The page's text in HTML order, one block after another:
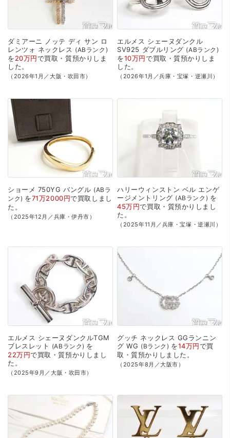
ダミアーニ ノッテ ディ サン ロ
レンツォ ネックレス ABランク
を20万円で買取・質預かり しま
した。
（2026年1月／大阪・吹田市）
エルメス シェーヌダンクル
SV925 ダブルリング ABランク
を10万円で買取・質預かり しま
した。
（2026年1月／兵庫・宝塚・逆瀬川）
ショーメ 750YG バングル
ABラ
ンク を71万2000円で買取 しまし
た。
（2025年12月／兵庫・伊丹市）
ハリーウィンストン ベル エンゲ
ージメントリング
ABランク
を
45万円で買取・質預かり しまし
た。
（2025年11月／兵庫・宝塚・逆瀬川）
エルメス シェーヌダンクルTGM
ブレスレット
ABランク を
22万円で買取・質預かり しまし
た。
（2025年9月／大阪・吹田市）
グッチ ネックレス GGランニン
グ WG Bランク を14万円で買
取・質預かり しました。
（2025年8月／大阪市）